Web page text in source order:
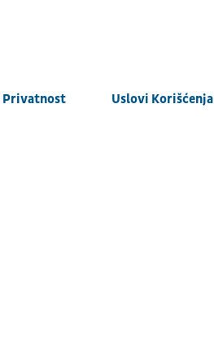
Privatnost
Uslovi Korišćenja